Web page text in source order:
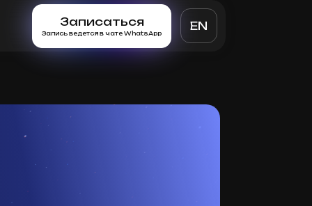
Записаться
Запись ведется в чате WhatsApp
EN